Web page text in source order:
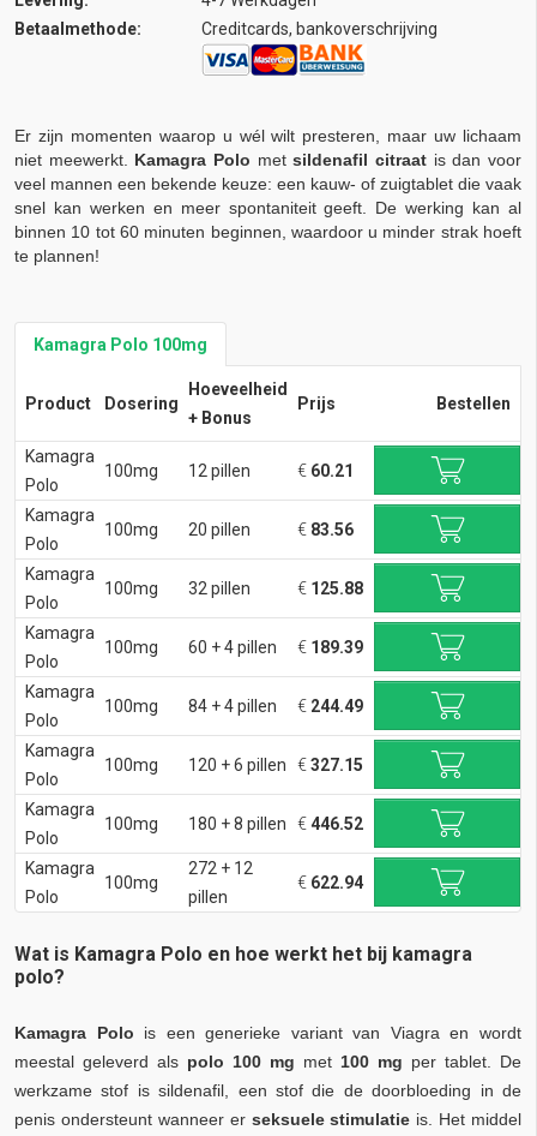
Betaalmethode:
Creditcards, bankoverschrijving
Er zijn momenten waarop u wél wilt presteren, maar uw lichaam
niet meewerkt. Kamagra Polo metsildenafil citraat is dan voor
veel mannen een bekende keuze: een kauw- of zuigtablet die vaak
snel kan werken en meer spontaniteit geeft. De werking kan al
binnen 10 tot 60 minuten beginnen, waardoor u minder strak hoeft
te plannen!
Kamagra Polo 100mg
Product Dosering
Hoeveelheid
+ Bonus
Prijs Bestellen
Kamagra
Polo
100mg 12 pillen € 60.21
Kamagra
Polo
100mg 20 pillen € 83.56
Kamagra
Polo
100mg 32 pillen € 125.88
Kamagra
Polo
100mg 60 + 4 pillen € 189.39
Kamagra
Polo
100mg 84 + 4 pillen € 244.49
Kamagra
Polo
100mg 120 + 6 pillen €327.15
Kamagra
Polo
100mg 180 + 8 pillen €446.52
Kamagra
Polo
100mg
272 + 12
pillen
€ 622.94
Wat is Kamagra Polo en hoe werkt het bij kamagra
polo?
Kamagra Polo is een generieke variant van Viagra en wordt
meestal geleverd als polo 100 mg met 100 mg per tablet. De
werkzame stof is sildenafil, een stof die de doorbloeding in de
penis ondersteunt wanneer er seksuele stimulatie is. Het middel